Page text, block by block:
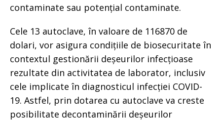
contaminate sau potențial contaminate.
Cele 13 autoclave, în valoare de 116870 de
dolari, vor asigura condițiile de biosecuritate în
contextul gestionării deșeurilor infecțioase
rezultate din activitatea de laborator, inclusiv
cele implicate în diagnosticul infecției COVID-
19. Astfel, prin dotarea cu autoclave va creste
posibilitate decontaminării deșeurilor